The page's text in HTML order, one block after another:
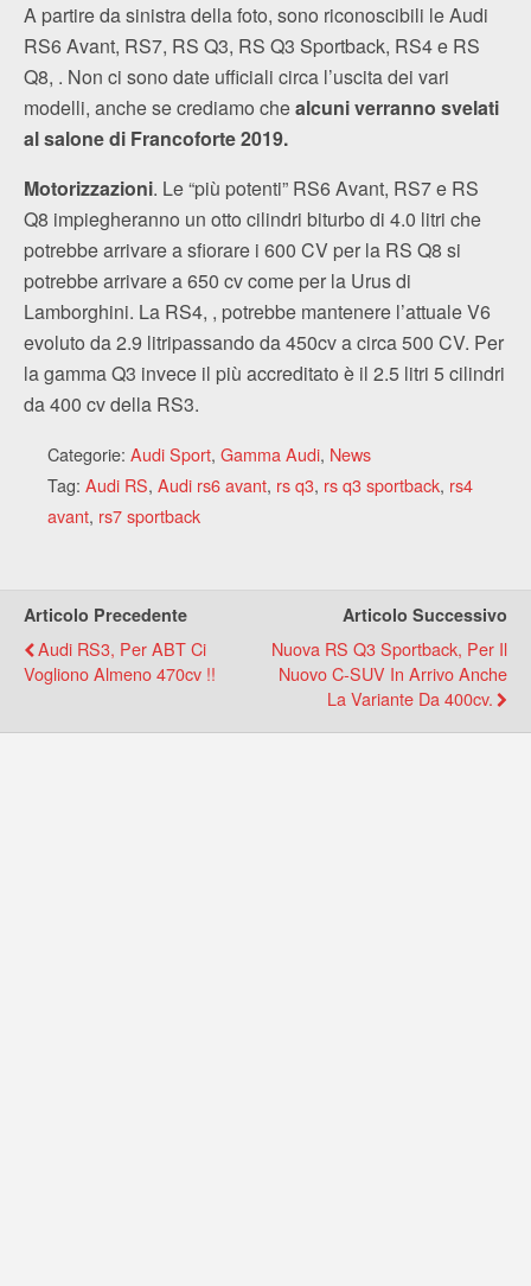
A partire da sinistra della foto, sono riconoscibili le Audi
RS6 Avant, RS7, RS Q3, RS Q3 Sportback, RS4 e RS
Q8, . Non ci sono date ufficiali circa l’uscita dei vari
modelli, anche se crediamo chealcuni verranno svelati
al salone di Francoforte 2019.
Motorizzazioni. Le “più potenti” RS6 Avant, RS7 e RS
Q8 impiegheranno un otto cilindri biturbo di 4.0 litri che
potrebbe arrivare a sfiorare i 600 CV per la RS Q8 si
potrebbe arrivare a 650 cv come per la Urus di
Lamborghini. La RS4, , potrebbe mantenere l’attuale V6
evoluto da 2.9 litripassando da 450cv a circa 500 CV. Per
la gamma Q3 invece il più accreditato è il 2.5 litri 5 cilindri
da 400 cv della RS3.
Categorie: Audi Sport, Gamma Audi, News
Tag: Audi RS, Audi rs6 avant, rs q3, rs q3 sportback, rs4
avant, rs7 sportback
Articolo Precedente
Audi RS3, Per ABT Ci
Vogliono Almeno 470cv !!
Articolo Successivo
Nuova RS Q3 Sportback, Per Il
Nuovo C-SUV In Arrivo Anche
La Variante Da 400cv.